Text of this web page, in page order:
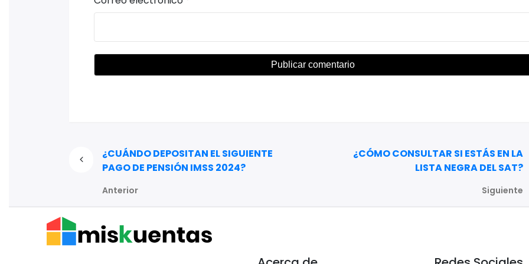
¿CUÁNDO DEPOSITAN EL SIGUIENTE
PAGO DE PENSIÓN IMSS 2024?
Anterior
¿CÓMO CONSULTAR SI ESTÁS EN LA
LISTA NEGRA DEL SAT?
Siguiente